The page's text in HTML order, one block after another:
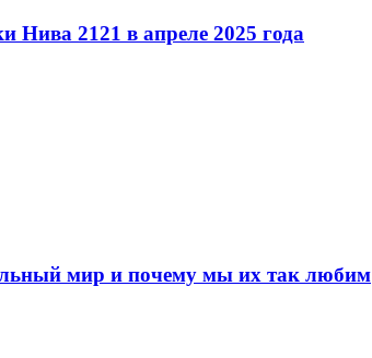
Нива 2121 в апреле 2025 года
мир и почему мы их так любим